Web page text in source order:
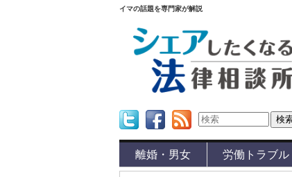
イマの話題を専門家が解説
離婚・男女 労働トラブル